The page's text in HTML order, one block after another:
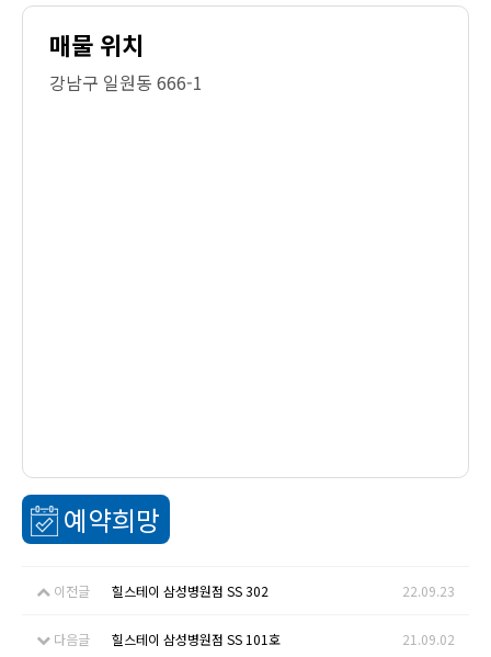
매물 위치
강남구 일원동 666-1
예약희망
이전글 힐스테이 삼성병원점 SS 302 22.09.23
다음글 힐스테이 삼성병원점 SS 101호 21.09.02